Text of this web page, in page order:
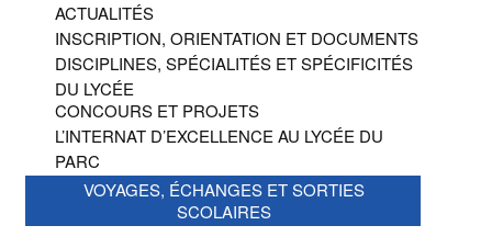
ACTUALITÉS
INSCRIPTION, ORIENTATION ET DOCUMENTS
DISCIPLINES, SPÉCIALITÉS ET SPÉCIFICITÉS
DU LYCÉE
CONCOURS ET PROJETS
L’INTERNAT D’EXCELLENCE AU LYCÉE DU
PARC
VOYAGES, ÉCHANGES ET SORTIES
SCOLAIRES